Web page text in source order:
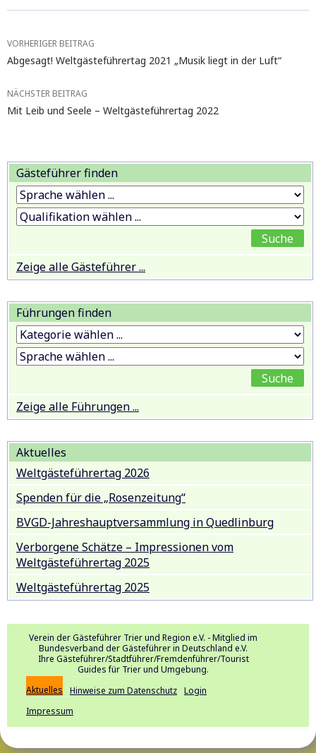
Beitragsnavigation
VORHERIGER BEITRAG
Abgesagt! Weltgästeführertag 2021 „Musik liegt in der Luft“
NÄCHSTER BEITRAG
Mit Leib und Seele – Weltgästeführertag 2022
Gästeführer finden
Zeige alle Gästeführer ...
Führungen finden
Zeige alle Führungen ...
Aktuelles
Weltgästeführertag 2026
Spenden für die „Rosenzeitung“
BVGD-Jahreshauptversammlung in Quedlinburg
Verborgene Schätze – Impressionen vom
Weltgästeführertag 2025
Weltgästeführertag 2025
Verein der Gästeführer Trier und Region e.V. - Mitglied im
Bundesverband der Gästeführer in Deutschland e.V.
Ihre Gästeführer/Stadtführer/Fremdenführer/Tourist
Guides für Trier und Umgebung.
Aktuelles
Hinweise zum Datenschutz Login
Impressum